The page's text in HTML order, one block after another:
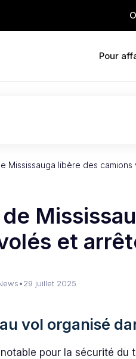
Pour
Mississauga libère des
et
•29 juillet 2025
vol organisé
pour la sécurité du